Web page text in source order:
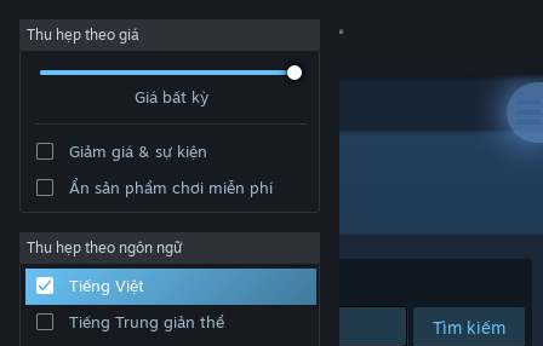
Đăng nhập
Cộng đồng
Thông tin
Hỗ trợ
Thu hẹp theo giá
Giá bất kỳ
Giảm giá & sự kiện
Ẩn sản phẩm chơi miễn phí
Thu hẹp theo ngôn ngữ
Tiếng Việt
Tiếng Trung giản thể
Nhà phát triển: Delattre &amp; Harger
Xếp theo Độ liên quan
Tìm kiếm